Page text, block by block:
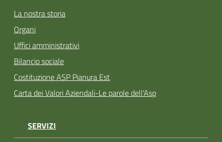
La nostra storia
Organi
Uffici amministrativi
Bilancio sociale
Costituzione ASP Pianura Est
Carta dei Valori Aziendali-Le parole dell'Asp
SERVIZI